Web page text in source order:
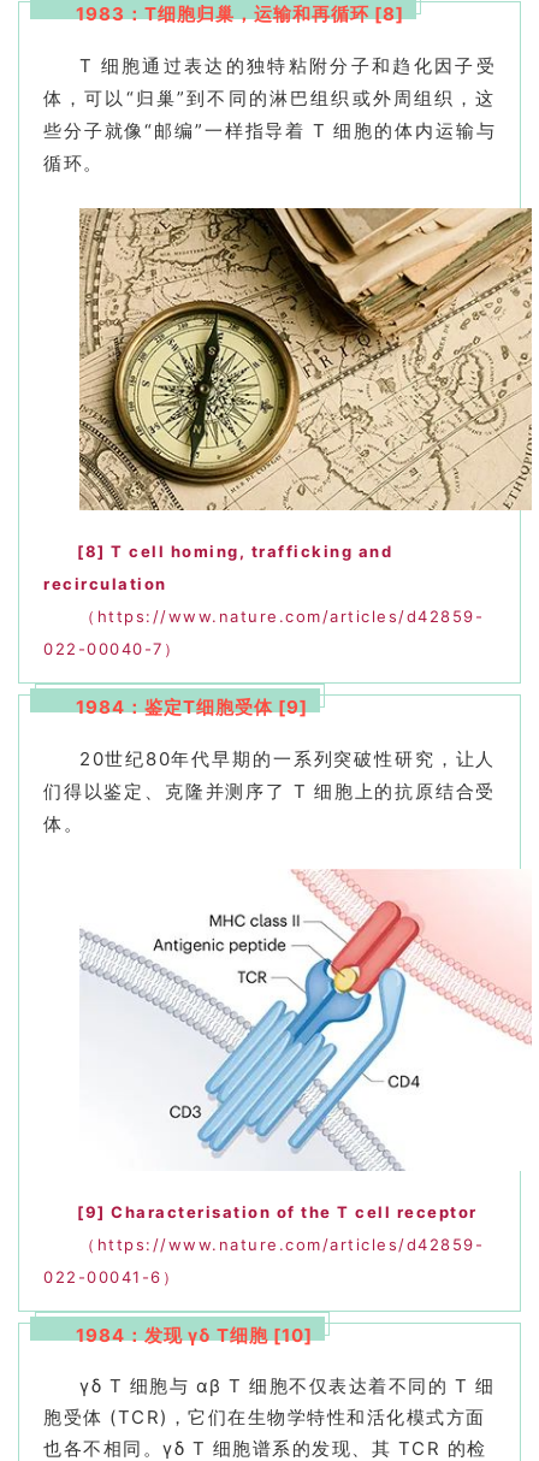
1983：T细胞归巢，运输和再循环 [8]
T 细胞通过表达的独特粘附分子和趋化因子受
体，可以“归巢”到不同的淋巴组织或外周组织，这
些分子就像“邮编”一样指导着 T 细胞的体内运输与
循环。
[8] T cell homing, trafficking and
recirculation
（https://www.nature.com/articles/d42859-
022-00040-7）
1984：鉴定T细胞受体 [9]
20世纪80年代早期的一系列突破性研究，让人
们得以鉴定、克隆并测序了 T 细胞上的抗原结合受
体。
[9] Characterisation of the T cell receptor
（https://www.nature.com/articles/d42859-
022-00041-6）
1984：发现 γδ T细胞 [10]
γδ T 细胞与 αβ T 细胞不仅表达着不同的 T 细
胞受体 (TCR)，它们在生物学特性和活化模式方面
也各不相同。γδ T 细胞谱系的发现、其 TCR 的检